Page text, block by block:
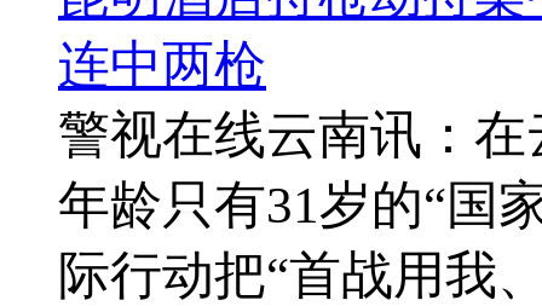
连中两枪
警视在线云南讯：
年龄只有31岁的“国
际行动把“首战用我